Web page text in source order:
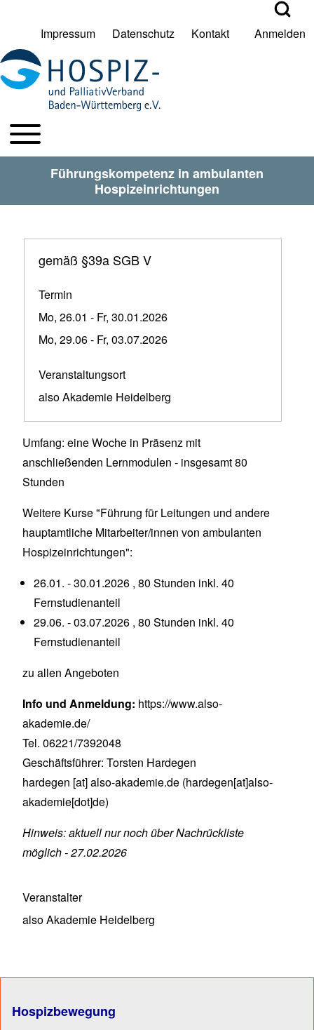
Suche Schließen
Suche
User account menu
Impressum Datenschutz Kontakt Anmelden
HPV BW Hauptmenu
Toggle main menu
Führungskompetenz in ambulanten
Hospizeinrichtungen
gemäß §39a SGB V
Termin
Mo, 26.01 -
Fr, 30.01.2026
Mo, 29.06- Fr, 03.07.2026
Veranstaltungsort
also Akademie Heidelberg
Umfang: eine Woche in Präsenz mit
anschließenden Lernmodulen - insgesamt 80
Stunden
Weitere Kurse "Führung für Leitungen und andere
hauptamtliche Mitarbeiter/innen von ambulanten
Hospizeinrichtungen":
26.01. - 30.01.2026 , 80 Stunden inkl. 40
Fernstudienanteil
29.06. - 03.07.2026 , 80 Stunden inkl. 40
Fernstudienanteil
zu allen Angeboten
Info und Anmeldung: https://www.also-
akademie.de/
Tel. 06221/7392048
Geschäftsführer: Torsten Hardegen
hardegen [at]also-akademie.de (hardegen[at]also-
akademie[dot]de)
Hinweis: aktuell nur noch über Nachrückliste
möglich - 27.02.2026
Veranstalter
also Akademie Heidelberg
Hospizbewegung